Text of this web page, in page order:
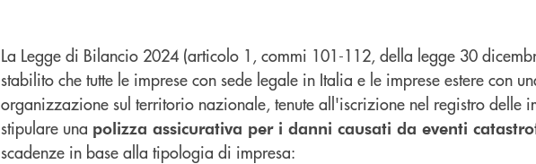
La Legge di Bilancio 2024 (articolo 1, commi 101-112, della legge 30
stabilito che tutte le imprese con sede legale in Italia e le imprese estere con
organizzazione sul territorio nazionale, tenute all'iscrizione nel registro delle
stipulare una polizza assicurativa per i danni causati da eventi
scadenze in base alla tipologia di impresa: